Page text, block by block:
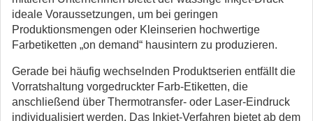
ideale Voraussetzungen, um bei geringen
Produktionsmengen oder Kleinserien hochwertige
Farbetiketten „on demand“ hausintern zu produzieren.
Gerade bei häufig wechselnden Produktserien entfällt die
Vorratshaltung vorgedruckter Farb-Etiketten, die
anschließend über Thermotransfer- oder Laser-Eindruck
individualisiert werden. Das Inkjet-Verfahren bietet ab dem